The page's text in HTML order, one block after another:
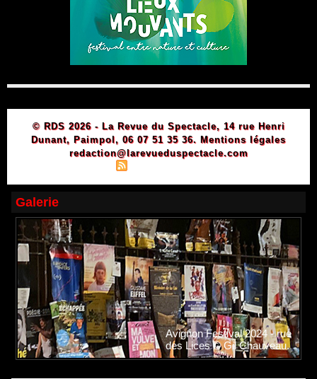
© RDS 2026 - La Revue du Spectacle, 14 rue Henri
Dunant, Paimpol, 06 07 51 35 36. Mentions légales
redaction@larevueduspectacle.com
Galerie
Avignon Festival 2024 - rue
des Lices © Gil Chauveau.